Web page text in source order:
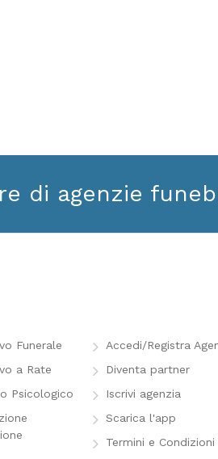
di agenzie
Funerale
a Rate
Psicologico
Accedi/Registra
Diventa partner
Iscrivi agenzia
Scarica l'app
Termini e Condizioni